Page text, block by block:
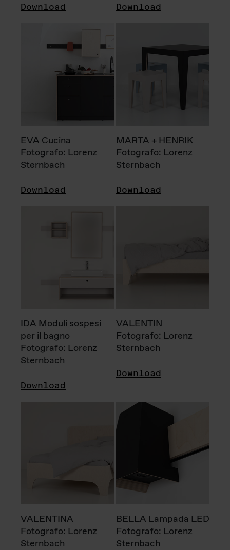
Download Download
EVA Cucina
Fotografo: Lorenz
Sternbach
Download
MARTA + HENRIK
Fotografo: Lorenz
Sternbach
Download
IDA Moduli sospesi
per il bagno
Fotografo: Lorenz
Sternbach
Download
VALENTIN
Fotografo: Lorenz
Sternbach
Download
VALENTINA
Fotografo: Lorenz
Sternbach
BELLA Lampada LED
Fotografo: Lorenz
Sternbach